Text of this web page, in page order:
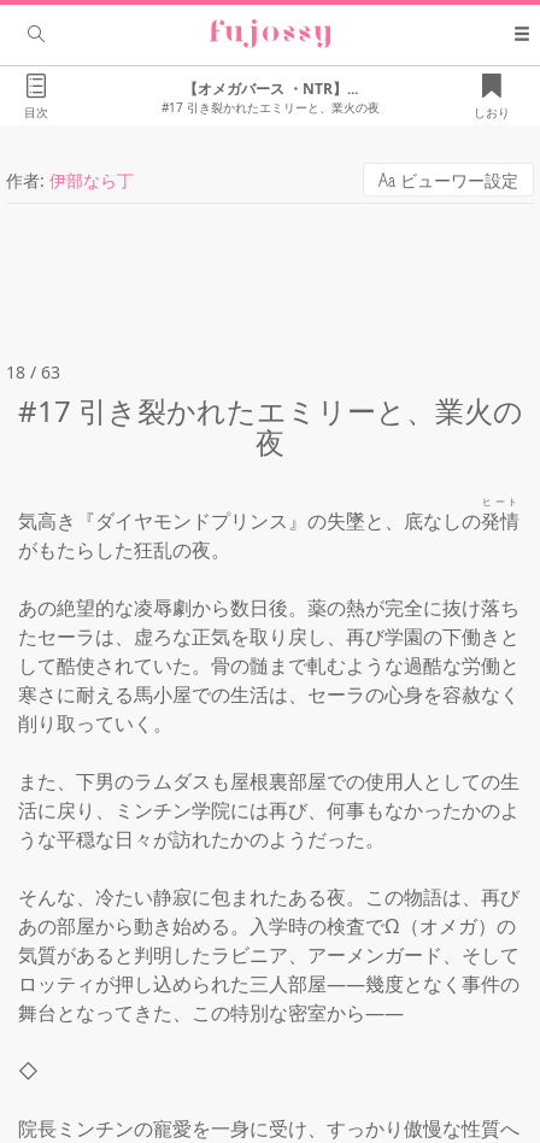
目次
【オメガバース ・NTR】...
#17 引き裂かれたエミリーと、業火の夜 しおり
作者: 伊部なら丁 ビューワー設定
18 / 63
#17 引き裂かれたエミリーと、業火の
夜
気高き『ダイヤモンドプリンス』の失墜と、底なしの発情
ヒート
がもたらした狂乱の夜。
あの絶望的な凌辱劇から数日後。薬の熱が完全に抜け落ち
たセーラは、虚ろな正気を取り戻し、再び学園の下働きと
して酷使されていた。骨の髄まで軋むような過酷な労働と
寒さに耐える馬小屋での生活は、セーラの心身を容赦なく
削り取っていく。
また、下男のラムダスも屋根裏部屋での使用人としての生
活に戻り、ミンチン学院には再び、何事もなかったかのよ
うな平穏な日々が訪れたかのようだった。
そんな、冷たい静寂に包まれたある夜。この物語は、再び
あの部屋から動き始める。入学時の検査でΩ（オメガ）の
気質があると判明したラビニア、アーメンガード、そして
ロッティが押し込められた三人部屋——幾度となく事件の
舞台となってきた、この特別な密室から——
◇
院長ミンチンの寵愛を一身に受け、すっかり傲慢な性質へ